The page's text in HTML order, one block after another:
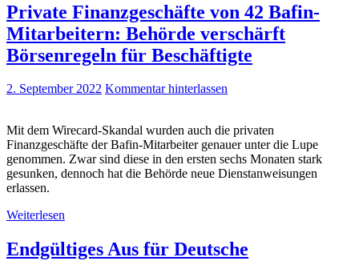
Private Finanzgeschäfte von 42 Bafin-
Mitarbeitern: Behörde verschärft
Börsenregeln für Beschäftigte
2. September 2022 Kommentar hinterlassen
Mit dem Wirecard-Skandal wurden auch die privaten
Finanzgeschäfte der Bafin-Mitarbeiter genauer unter die Lupe
genommen. Zwar sind diese in den ersten sechs Monaten stark
gesunken, dennoch hat die Behörde neue Dienstanweisungen
erlassen.
Weiterlesen
Endgültiges Aus für Deutsche